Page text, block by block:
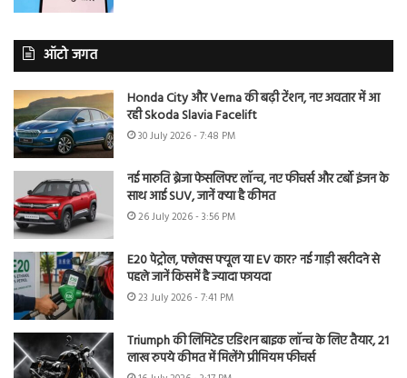
ऑटो जगत
Honda City और Verna की बढ़ी टेंशन, नए अवतार में आ
रही Skoda Slavia Facelift
30 July 2026 - 7:48 PM
नई मारुति ब्रेजा फेसलिफ्ट लॉन्च, नए फीचर्स और टर्बो इंजन के
साथ आई SUV, जानें क्या है कीमत
26 July 2026 - 3:56 PM
E20 पेट्रोल, फ्लेक्स फ्यूल या EV कार? नई गाड़ी खरीदने से
पहले जानें किसमें है ज्यादा फायदा
23 July 2026 - 7:41 PM
Triumph की लिमिटेड एडिशन बाइक लॉन्च के लिए तैयार, 21
लाख रुपये कीमत में मिलेंगे प्रीमियम फीचर्स